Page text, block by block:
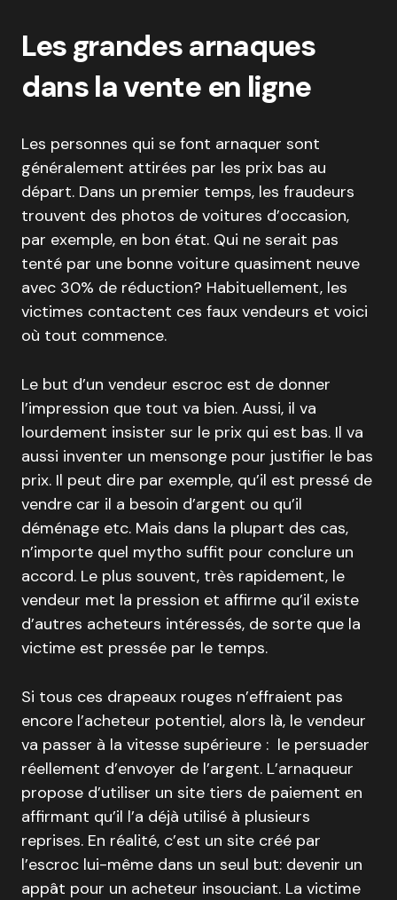
Les grandes arnaques
dans la vente en ligne
Les personnes qui se font arnaquer sont
généralement attirées par les prix bas au
départ. Dans un premier temps, les fraudeurs
trouvent des photos de voitures d’occasion,
par exemple, en bon état. Qui ne serait pas
tenté par une bonne voiture quasiment neuve
avec 30% de réduction? Habituellement, les
victimes contactent ces faux vendeurs et voici
où tout commence.
Le but d’un vendeur escroc est de donner
l’impression que tout va bien. Aussi, il va
lourdement insister sur le prix qui est bas. Il va
aussi inventer un mensonge pour justifier le bas
prix. Il peut dire par exemple, qu’il est pressé de
vendre car il a besoin d’argent ou qu’il
déménage etc. Mais dans la plupart des cas,
n’importe quel mytho suffit pour conclure un
accord. Le plus souvent, très rapidement, le
vendeur met la pression et affirme qu’il existe
d’autres acheteurs intéressés, de sorte que la
victime est pressée par le temps.
Si tous ces drapeaux rouges n’effraient pas
encore l’acheteur potentiel, alors là, le vendeur
va passer à la vitesse supérieure : le persuader
réellement d’envoyer de l’argent. L’arnaqueur
propose d’utiliser un site tiers de paiement en
affirmant qu’il l’a déjà utilisé à plusieurs
reprises. En réalité, c’est un site créé par
l’escroc lui-même dans un seul but: devenir un
appât pour un acheteur insouciant. La victime